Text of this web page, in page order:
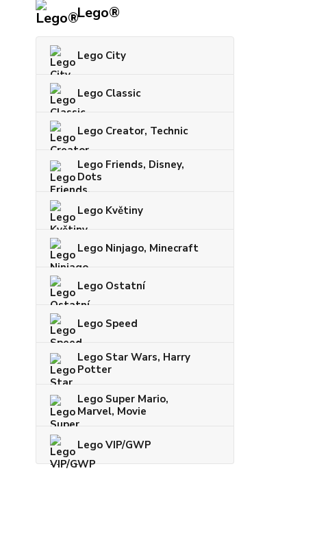
Lego®
Lego City
Lego Classic
Lego Creator, Technic
Lego Friends, Disney,
Dots
Lego Květiny
Lego Ninjago, Minecraft
Lego Ostatní
Lego Speed
Lego Star Wars, Harry
Potter
Lego Super Mario,
Marvel, Movie
Lego VIP/GWP